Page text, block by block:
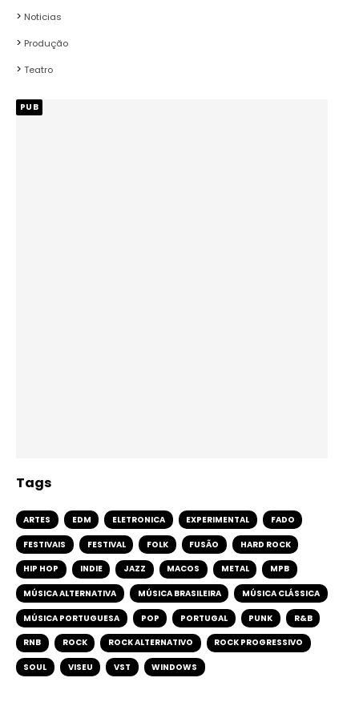
Noticias
Produção
Teatro
PUB
Tags
ARTES EDM ELETRONICA EXPERIMENTAL FADO
FESTIVAIS FESTIVAL FOLK FUSÃO HARD ROCK
HIP HOP INDIE JAZZ MACOS METAL MPB
MÚSICA ALTERNATIVA MÚSICA BRASILEIRA MÚSICA CLÁSSICA
MÚSICA PORTUGUESA POP PORTUGAL PUNK R&B
RNB ROCK ROCK ALTERNATIVO ROCK PROGRESSIVO
SOUL VISEU VST WINDOWS